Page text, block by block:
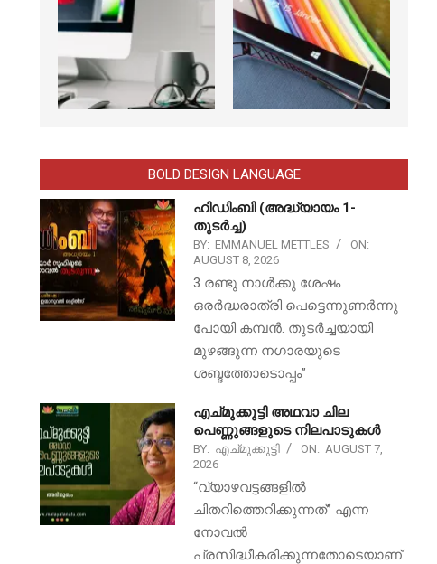
BOLD DESIGN LANGUAGE
ഹിഡിംബി (അദ്ധ്യായം 1-
തുടർച്ച)
BY: EMMANUEL METTLES
ON:
AUGUST 8, 2026
3 രണ്ടു നാൾക്കു ശേഷം
ഒരർദ്ധരാത്രി പെട്ടെന്നുണർന്നു
പോയി കമ്പൻ. തുടർച്ചയായി
മുഴങ്ങുന്ന നഗാരയുടെ
ശബ്ദത്തോടൊപ്പം”
എച്മുക്കുട്ടി അഥവാ ചില
പെണ്ണുങ്ങളുടെ നിലപാടുകൾ
BY: എച്മുക്കുട്ടി ON: AUGUST 7,
2026
“വ്യാഴവട്ടങ്ങളിൽ
ചിതറിത്തെറിക്കുന്നത്” എന്ന
നോവൽ
പ്രസിദ്ധീകരിക്കുന്നതോടെയാണ്